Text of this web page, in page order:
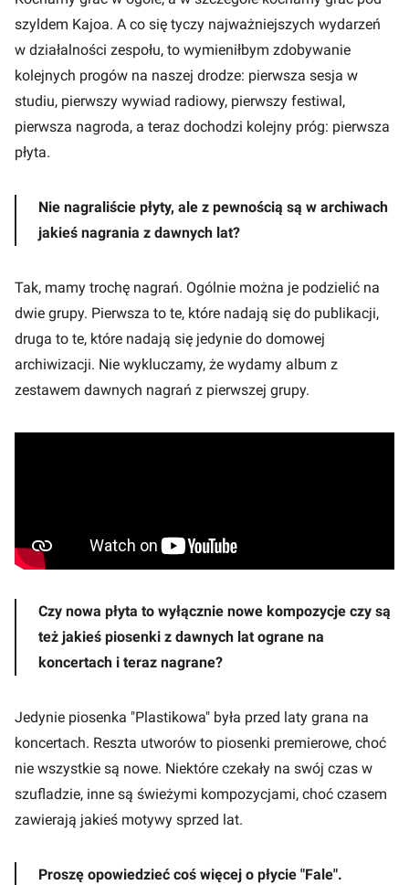
szyldem Kajoa. A co się tyczy najważniejszych wydarzeń
w działalności zespołu, to wymieniłbym zdobywanie
kolejnych progów na naszej drodze: pierwsza sesja w
studiu, pierwszy wywiad radiowy, pierwszy festiwal,
pierwsza nagroda, a teraz dochodzi kolejny próg: pierwsza
płyta.
Nie nagraliście płyty, ale z pewnością są w archiwach
jakieś nagrania z dawnych lat?
Tak, mamy trochę nagrań. Ogólnie można je podzielić na
dwie grupy. Pierwsza to te, które nadają się do publikacji,
druga to te, które nadają się jedynie do domowej
archiwizacji. Nie wykluczamy, że wydamy album z
zestawem dawnych nagrań z pierwszej grupy.
Czy nowa płyta to wyłącznie nowe kompozycje czy są
też jakieś piosenki z dawnych lat ograne na
koncertach i teraz nagrane?
Jedynie piosenka "Plastikowa" była przed laty grana na
koncertach. Reszta utworów to piosenki premierowe, choć
nie wszystkie są nowe. Niektóre czekały na swój czas w
szufladzie, inne są świeżymi kompozycjami, choć czasem
zawierają jakieś motywy sprzed lat.
Proszę opowiedzieć coś więcej o płycie "Fale".